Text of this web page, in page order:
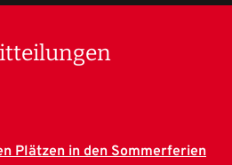
Plätzen in den Sommerferien